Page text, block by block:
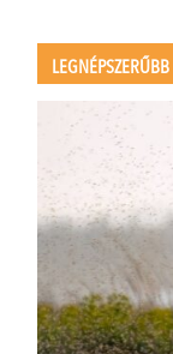
LEGNÉPSZERŰBB